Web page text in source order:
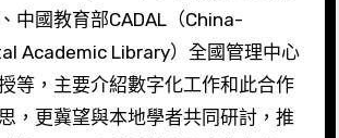
中國教育部CADAL（China-
Academic Library）全國管理中心
等，主要介紹數字化工作和此合作
，更冀望與本地學者共同研討，推